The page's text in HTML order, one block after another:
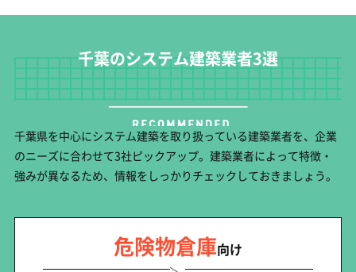
千葉のシステム建築業者3選
千葉県を中心にシステム建築を取り扱っている建築業者を、企業
のニーズに合わせて3社ピックアップ。建築業者によって特徴・
強みが異なるため、情報をしっかりチェックしておきましょう。
危険物倉庫向け